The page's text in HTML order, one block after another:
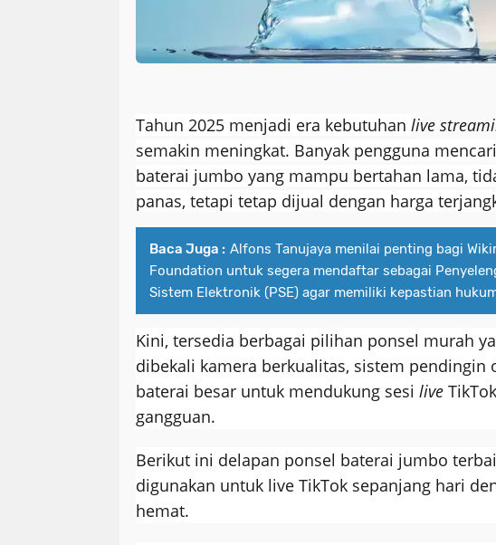
Tahun 2025 menjadi era kebutuhan live
semakin meningkat. Banyak pengguna
baterai jumbo yang mampu bertahan lama,
panas, tetapi tetap dijual dengan harga
Baca Juga : Alfons Tanujaya menilai penting bagi
Foundation untuk segera mendaftar sebagai
Sistem Elektronik (PSE) agar memiliki kepastian
Kini, tersedia berbagai pilihan ponsel murah
dibekali kamera berkualitas, sistem pendingin
baterai besar untuk mendukung sesi live
gangguan.
Berikut ini delapan ponsel baterai jumbo
digunakan untuk live TikTok sepanjang hari
hemat.